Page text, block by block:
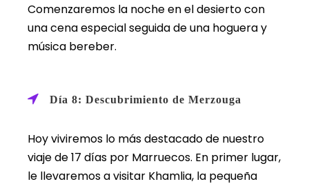
Comenzaremos la noche en el desierto con
una cena especial seguida de una hoguera y
música bereber.
Día 8: Descubrimiento de Merzouga
Hoy viviremos lo más destacado de nuestro
viaje de 17 días por Marruecos. En primer lugar,
le llevaremos a visitar Khamlia, la pequeña